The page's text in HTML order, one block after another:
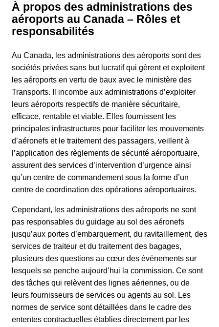
À propos des administrations des
aéroports au Canada – Rôles et
responsabilités
Au Canada, les administrations des aéroports sont des
sociétés privées sans but lucratif qui gèrent et exploitent
les aéroports en vertu de baux avec le ministère des
Transports. Il incombe aux administrations d’exploiter
leurs aéroports respectifs de manière sécuritaire,
efficace, rentable et viable. Elles fournissent les
principales infrastructures pour faciliter les mouvements
d’aéronefs et le traitement des passagers, veillent à
l’application des règlements de sécurité aéroportuaire,
assurent des services d’intervention d’urgence ainsi
qu’un centre de commandement sous la forme d’un
centre de coordination des opérations aéroportuaires.
Cependant, les administrations des aéroports ne sont
pas responsables du guidage au sol des aéronefs
jusqu’aux portes d’embarquement, du ravitaillement, des
services de traiteur et du traitement des bagages,
plusieurs des questions au cœur des événements sur
lesquels se penche aujourd’hui la commission. Ce sont
des tâches qui relèvent des lignes aériennes, ou de
leurs fournisseurs de services ou agents au sol. Les
normes de service sont détaillées dans le cadre des
ententes contractuelles établies directement par les